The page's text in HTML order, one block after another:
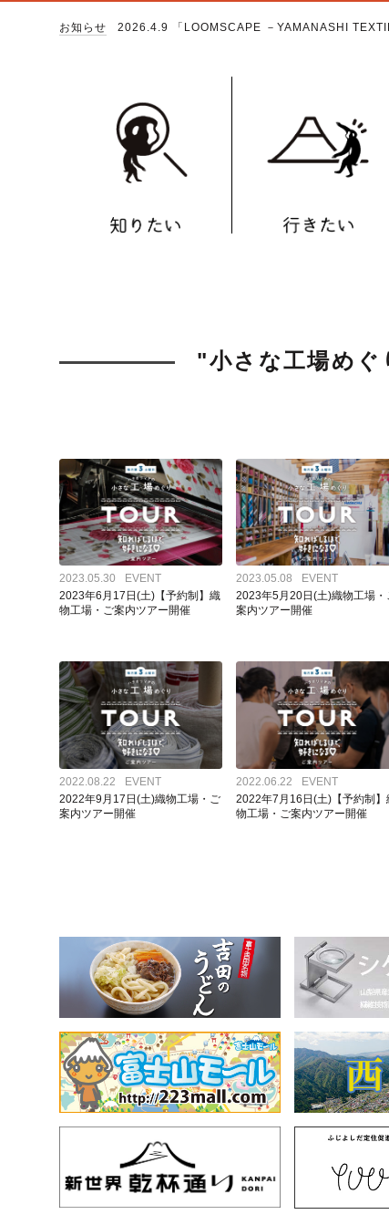
お知らせ 2026.4.9 「LOOMSCAPE －YAMANASHI
山梨ハタオリ産地の
｜MOVIE｜産地のすてきな動画を集めました 産地に関わるひとたち
産地のイベントのお
織物に関するインタ
"小さな工場めぐ
2023.05.30
EVENT
2023年6月17日(土)【予約制】織
物工場・ご案内ツアー開催
2023.05.08
EVENT
2023年5月20日(土)織物工場・
案内ツアー開催
2022.08.22
EVENT
2022年9月17日(土)織物工場・ご
案内ツアー開催
2022.06.22
EVENT
2022年7月16日(土)【予約制】
物工場・ご案内ツアー開催